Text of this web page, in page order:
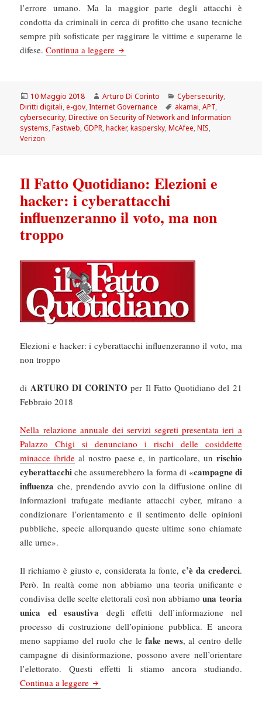
l’errore umano. Ma la maggior parte degli attacchi è
condotta da criminali in cerca di profitto che usano tecniche
sempre più sofisticate per raggirare le vittime e superarne le
difese.Continua a leggere Il Manifesto: Cybersecurity
Scritto
il
10 Maggio 2018 Autore
Arturo Di Corinto Categorie
Cybersecurity,
Diritti digitali,e-gov,Internet Governance Tag
akamai,APT,
cybersecurity,Directive on Security of Network and Information
systems,Fastweb,GDPR,hacker,kaspersky,McAfee,NIS,
Verizon
Il Fatto Quotidiano: Elezioni e
hacker: i cyberattacchi
influenzeranno il voto, ma non
troppo
Elezioni e hacker: i cyberattacchi influenzeranno il voto, ma
non troppo
di ARTURO DI CORINTO per Il Fatto Quotidiano del 21
Febbraio 2018
Nella relazione annuale dei servizi segreti presentata ieri a
Palazzo Chigi si denunciano i rischi delle cosiddette
minacce ibride al nostro paese e, in particolare, un rischio
cyberattacchi che assumerebbero la forma di «campagne di
influenza che, prendendo avvio con la diffusione online di
informazioni trafugate mediante attacchi cyber, mirano a
condizionare l’orientamento e il sentimento delle opinioni
pubbliche, specie allorquando queste ultime sono chiamate
alle urne».
Il richiamo è giusto e, considerata la fonte, c’è da crederci.
Però. In realtà come non abbiamo una teoria unificante e
condivisa delle scelte elettorali così non abbiamo una teoria
unica ed esaustiva degli effetti dell’informazione nel
processo di costruzione dell’opinione pubblica. E ancora
meno sappiamo del ruolo che lefake news, al centro delle
campagne di disinformazione, possono avere nell’orientare
l’elettorato. Questi effetti li stiamo ancora studiando.
Continua a leggere Il Fatto Quotidiano: Elezioni e hacker: i